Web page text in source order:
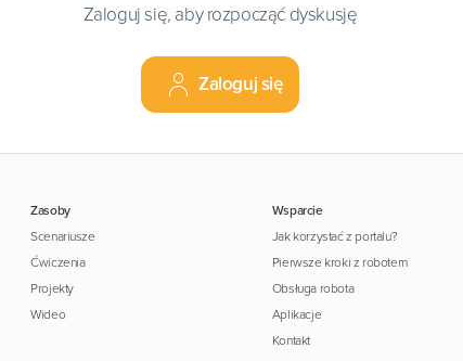
Zaloguj się, aby rozpocząć dyskusję
Zaloguj się
Zasoby
Scenariusze
Ćwiczenia
Projekty
Wideo
Wsparcie
Jak korzystać z portalu?
Pierwsze kroki z robotem
Obsługa robota
Aplikacje
Kontakt